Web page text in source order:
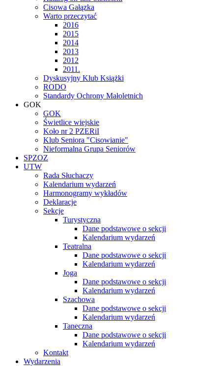
Cisowa Gałązka
Warto przeczytać
2016
2015
2014
2013
2012
2011.
Dyskusyjny Klub Książki
RODO
Standardy Ochrony Małoletnich
GOK
GOK
Świetlice wiejskie
Koło nr 2 PZERiI
Klub Seniora "Cisowianie"
Nieformalna Grupa Seniorów
SPZOZ
UTW
Rada Słuchaczy
Kalendarium wydarzeń
Harmonogramy wykładów
Deklaracje
Sekcje
Turystyczna
Dane podstawowe o sekcji
Kalendarium wydarzeń
Teatralna
Dane podstawowe o sekcji
Kalendarium wydarzeń
Joga
Dane podstawowe o sekcji
Kalendarium wydarzeń
Szachowa
Dane podstawowe o sekcji
Kalendarium wydarzeń
Taneczna
Dane podstawowe o sekcji
Kalendarium wydarzeń
Kontakt
Wydarzenia